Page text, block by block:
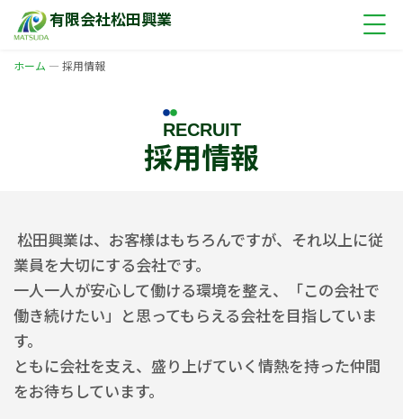
有限会社松田興業
ホーム — 採用情報
RECRUIT
採用情報
松田興業は、お客様はもちろんですが、それ以上に従
業員を大切にする会社です。
一人一人が安心して働ける環境を整え、「この会社で
働き続けたい」と思ってもらえる会社を目指していま
す。
ともに会社を支え、盛り上げていく情熱を持った仲間
をお待ちしています。